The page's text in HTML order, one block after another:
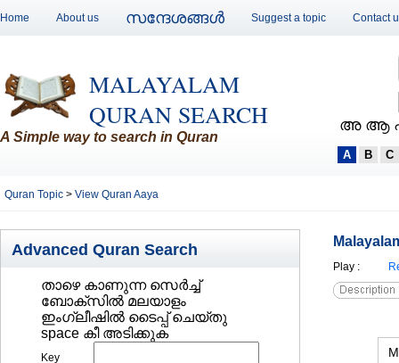
Home About us സന്ദേശങ്ങള്‍ Suggest a topic Contact
MALAYALAM
QURAN SEARCH
A Simple way to search in Quran
അ ആ
A B C
Quran Topic > View Quran Aaya
Advanced Quran Search
താഴെ കാണുന്ന സെര്‍ച്ച്‌
ബോക്സില്‍ മലയാളം
ഇംഗ്ലീഷില്‍ ടൈപ്പ് ചെയ്തു
space കീ അടിക്കുക
Key
Play :